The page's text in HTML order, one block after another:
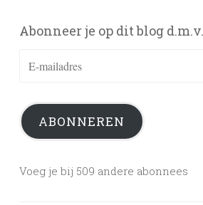
Abonneer je op dit blog
ABONNEREN
Voeg je bij 509 andere abonnees